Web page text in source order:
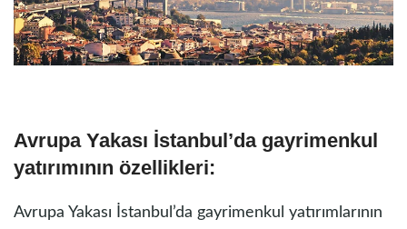
Avrupa Yakası İstanbul’da gayrimenkul
yatırımının özellikleri:
Avrupa Yakası İstanbul’da gayrimenkul yatırımlarının